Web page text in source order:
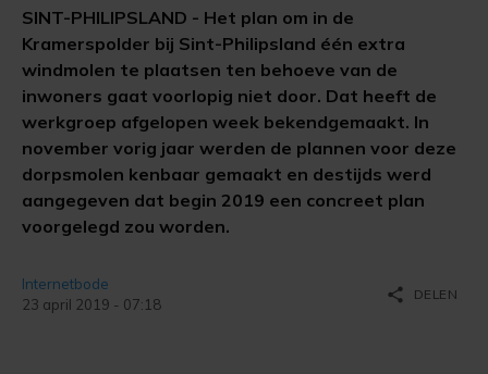
SINT-PHILIPSLAND - Het plan om in de
Kramerspolder bij Sint-Philipsland één extra
windmolen te plaatsen ten behoeve van de
inwoners gaat voorlopig niet door. Dat heeft de
werkgroep afgelopen week bekendgemaakt. In
november vorig jaar werden de plannen voor deze
dorpsmolen kenbaar gemaakt en destijds werd
aangegeven dat begin 2019 een concreet plan
voorgelegd zou worden.
Internetbode
23 april 2019 - 07:18
share DELEN